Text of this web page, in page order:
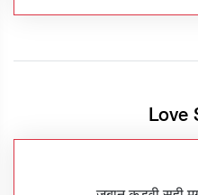
Love